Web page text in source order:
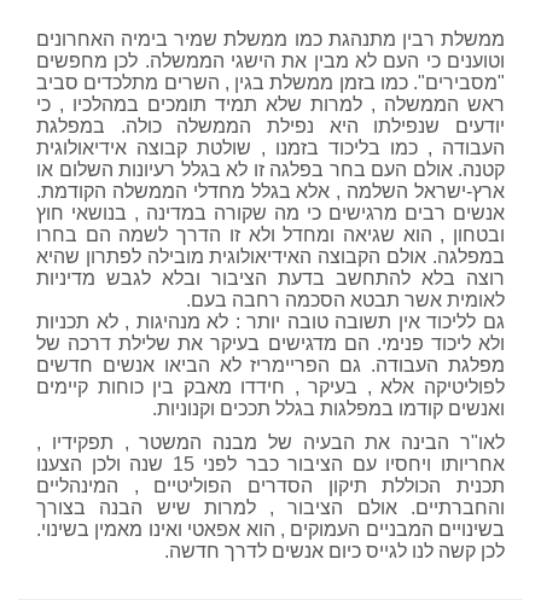
ממשלת רבין מתנהגת כמו ממשלת שמיר בימיה האחרונים
וטוענים כי העם לא מבין את הישגי הממשלה. לכן מחפשים
"מסבירים". כמו בזמן ממשלת בגין , השרים מתלכדים סביב
ראש הממשלה , למרות שלא תמיד תומכים במהלכיו , כי
יודעים שנפילתו היא נפילת הממשלה כולה. במפלגת
העבודה , כמו בליכוד בזמנו , שולטת קבוצה אידיאולוגית
קטנה. אולם העם בחר בפלגה זו לא בגלל רעיונות השלום או
ארץ-ישראל השלמה , אלא בגלל מחדלי הממשלה הקודמת.
אנשים רבים מרגישים כי מה שקורה במדינה , בנושאי חוץ
ובטחון , הוא שגיאה ומחדל ולא זו הדרך לשמה הם בחרו
במפלגה. אולם הקבוצה האידיאולוגית מובילה לפתרון שהיא
רוצה בלא להתחשב בדעת הציבור ובלא לגבש מדיניות
לאומית אשר תבטא הסכמה רחבה בעם.
גם לליכוד אין תשובה טובה יותר : לא מנהיגות , לא תכניות
ולא ליכוד פנימי. הם מדגישים בעיקר את שלילת דרכה של
מפלגת העבודה. גם הפריימריז לא הביאו אנשים חדשים
לפוליטיקה אלא , בעיקר , חידדו מאבק בין כוחות קיימים
ואנשים קודמו במפלגות בגלל תככים וקנוניות.
לאו"ר הבינה את הבעיה של מבנה המשטר , תפקידיו ,
אחריותו ויחסיו עם הציבור כבר לפני 15 שנה ולכן הצענו
תכנית הכוללת תיקון הסדרים הפוליטיים , המינהליים
והחברתיים. אולם הציבור , למרות שיש הבנה בצורך
בשינויים המבניים העמוקים , הוא אפאטי ואינו מאמין בשינוי.
לכן קשה לנו לגייס כיום אנשים לדרך חדשה.